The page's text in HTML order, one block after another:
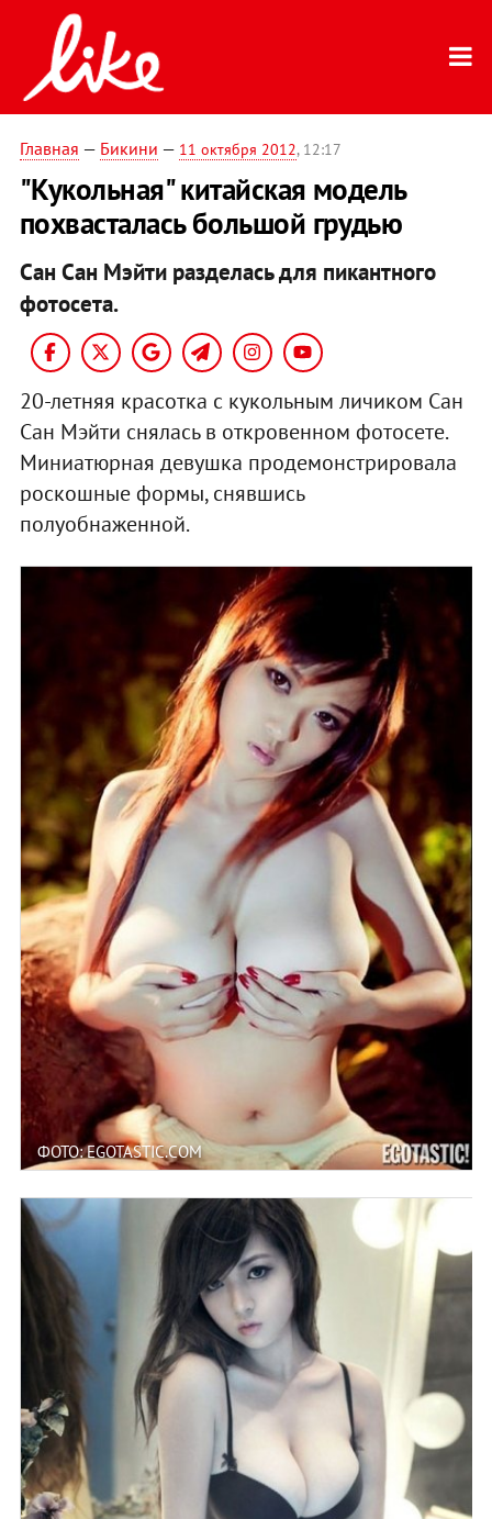
Главная — Бикини — 11 октября 2012, 12:17
"Кукольная" китайская модель
похвасталась большой грудью
Сан Сан Мэйти разделась для пикантного
фотосета.
20-летняя красотка с кукольным личиком Сан
Сан Мэйти снялась в откровенном фотосете.
Миниатюрная девушка продемонстрировала
роскошные формы, снявшись
полуобнаженной.
ФОТО: EGOTASTIC.COM